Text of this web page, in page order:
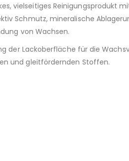
vielseitiges Reinigungsprodukt
Schmutz, mineralische
von Wachsen.
Lackoberfläche für die
und gleitfördernden Stoffen.